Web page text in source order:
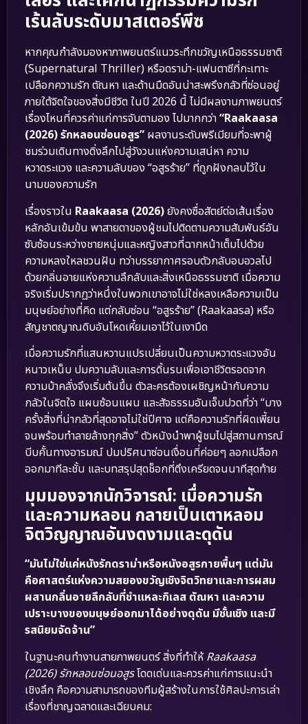
เร้นลับระดับมาสเตอร์พีซ
หากคุณกำลังมองหาภาพยนตร์แนวระทึกขวัญเหนือธรรมชาติ
(Supernatural Thriller) หรือดราม่า-แฟนตาซีที่กะเทาะ
เปลือกความรัก ตัณหา และด้านมืดอันน่าสะพรึงกลัวที่ซ่อนอยู่
ภายใต้จิตใจของสิ่งมีชีวิต ในปี 2026 นี้ ไม่มีผลงานภาพยนตร์
เรื่องไหนที่ควรค่าแก่การจับตามอง ไปมากกว่า“Raakaasa
(2026) รักหลอนซ่อนอสูร” ผลงานระดับพรีเมียมที่จะพาผู้
ชมร่วมเดินทางดิ่งลึกไปสู่วังวนแห่งความเสน่หา ความ
หวาดระแวง และความลับของ “อสูรร้าย” ที่ถูกฝังกลบไว้ใน
นามของความรัก
เรื่องราวใน Raakaasa (2026)ยังคงซื่อสัตย์ต่อเส้นเรื่อง
หลักอันเข้มข้น พาสายตาของผู้ชมไปติดตามความสัมพันธ์อัน
ซับซ้อนระหว่างชายหนุ่มและหญิงสาวที่ฉากหน้าเต็มไปด้วย
ความหลงใหลชวนฝัน ทว่าบรรยากาศรอบตัวกลับอบอวลไป
ด้วยกลิ่นอายแห่งความลึกลับและสิ่งเหนือธรรมชาติ เมื่อความ
จริงเริ่มปรากฏว่าหนึ่งในพวกเขาอาจไม่ใช่หลงเหลือความเป็น
มนุษย์อย่างที่คิด แต่กลับซ่อน “อสูรร้าย” (Raakaasa) หรือ
สัญชาตญาณดิบอันโหดเหี้ยมเอาไว้ในเงามืด
เมื่อความรักที่แสนหวานแปรเปลี่ยนเป็นความหวาดระแวงอัน
หนาวเหน็บ ปมความลับและการดิ้นรนเพื่อเอาชีวิตรอดจาก
ความบ้าคลั่งจึงเริ่มต้นขึ้น ตัวละครต้องเผชิญหน้ากับความ
กลัวในจิตใจ แผนซ้อนแผน และสัจธรรมอันเจ็บปวดที่ว่า “บาง
ครั้งสิ่งที่น่ากลัวที่สุดอาจไม่ใช่ปีศาจ แต่คือความรักที่ผิดเพี้ยน
จนพร้อมทำลายล้างทุกสิ่ง” ตัวหนังนำพาผู้ชมไปสู่สถานการณ์
บีบคั้นทางอารมณ์ ปมปริศนาซ่อนเงื่อนที่ค่อยๆ ลอกเปลือก
ออกมาทีละชั้น และบทสรุปสุดช็อกที่ตึงเครียดจนนาทีสุดท้าย
มุมมองจากนักวิจารณ์: เมื่อความรัก
และความหลอน กลายเป็นเตาหลอม
จิตวิญญาณอันงดงามและดุดัน
“มันไม่ใช่แค่หนังรักดราม่าหรือหนังอสูรกายพื้นๆ แต่มัน
คือศาสตร์แห่งความสยองขวัญเชิงจิตวิทยาและการผสม
ผสานกลิ่นอายลึกลับที่ชำแหละกิเลส ตัณหา และความ
เปราะบางของมนุษย์ออกมาได้อย่างดุดัน มีชั้นเชิง และมี
รสนิยมจัดจ้าน”
ในฐานะคนทำงานสายภาพยนตร์ สิ่งที่ทำให้Raakaasa
(2026) รักหลอนซ่อนอสูรโดดเด่นและควรค่าแก่การแนะนำ
เชิงลึก คือความสามารถของทีมผู้สร้างในการใช้ศิลปะการเล่า
เรื่องที่ชาญฉลาดและเฉียบคม: